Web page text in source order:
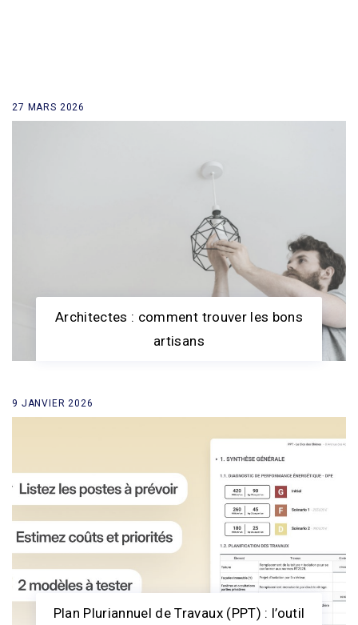
retour à la liste des news
27 MARS 2026
Architectes : comment trouver les bons
artisans
9 JANVIER 2026
Plan Pluriannuel de Travaux (PPT) : l’outil